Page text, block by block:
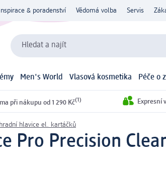
Inspirace & poradenství Vědomá volba Servis
Hledat a najít
Men's World Vlasová kosmetika Péče o
při nákupu od 1 290 Kč(1) Expresní
hlavice el. kartáčků
Pro Precision